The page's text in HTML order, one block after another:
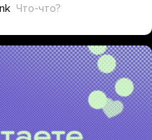
Что-что?